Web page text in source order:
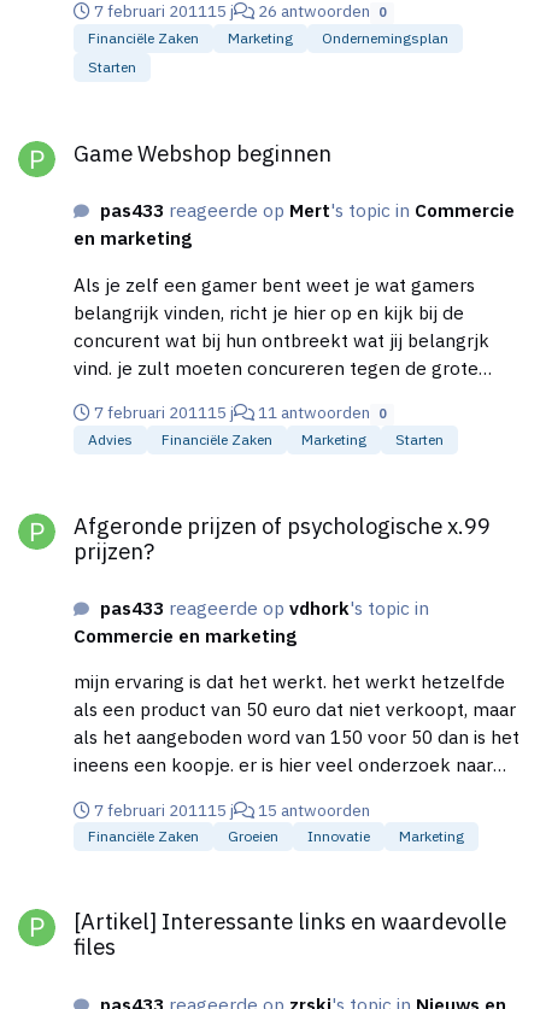
7 februari 201115 j 26 antwoorden 0
Financiële Zaken Marketing
Ondernemingsplan
Starten
Game Webshop beginnen
pas433 reageerde op Mert's topic in Commercie
en marketing
Als je zelf een gamer bent weet je wat gamers
belangrijk vinden, richt je hier op en kijk bij de
concurent wat bij hun ontbreekt wat jij belangrjk
vind. je zult moeten concureren tegen de grote
alleen op games maar ook op de randartikelen. en
probeer je te specialiseren in een onderdeel,dat
eerder uitgegeven dan in nederland ,dan heb je iets
wat anderen niet hebben je hoeft er niet eens winst
website te lokken waarna ze na een positieve
ervaring vanzelf terugkomen voor een andere
aankoop.
7 februari 201115 j 11 antwoorden 0
Advies Financiële Zaken Marketing Starten
Afgeronde prijzen of psychologische x.99
prijzen?
pas433 reageerde opvdhork's topic in
Commercie en marketing
mijn ervaring is dat het werkt. het werkt hetzelfde
als een product van 50 euro dat niet verkoopt, maar
als het aangeboden word van 150 voor 50 dan is het
ineens een koopje. er is hier veel onderzoek naar
psychologische effect schijnt te werken.
7 februari 201115 j 15 antwoorden
Financiële Zaken Groeien Innovatie Marketing
[Artikel] Interessante links en waardevolle
files
pas433 reageerde op zrski's topic in Nieuws en